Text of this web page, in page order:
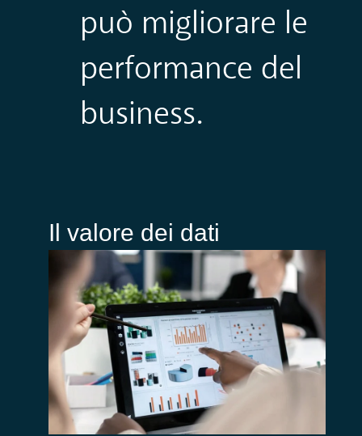
può migliorare le
performance del
business.
Il valore dei dati